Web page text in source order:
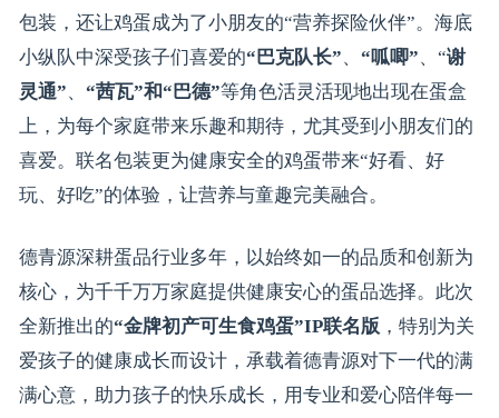
包装，还让鸡蛋成为了小朋友的“营养探险伙伴”。海底
小纵队中深受孩子们喜爱的“巴克队长”、 “呱唧”、“谢
灵通”、 “茜瓦”和“巴德”等角色活灵活现地出现在蛋盒
上，为每个家庭带来乐趣和期待，尤其受到小朋友们的
喜爱。联名包装更为健康安全的鸡蛋带来“好看、好
玩、好吃”的体验，让营养与童趣完美融合。
德青源深耕蛋品行业多年，以始终如一的品质和创新为
核心，为千千万万家庭提供健康安心的蛋品选择。此次
全新推出的“金牌初产可生食鸡蛋”IP联名版 ，特别为关
爱孩子的健康成长而设计，承载着德青源对下一代的满
满心意，助力孩子的快乐成长，用专业和爱心陪伴每一